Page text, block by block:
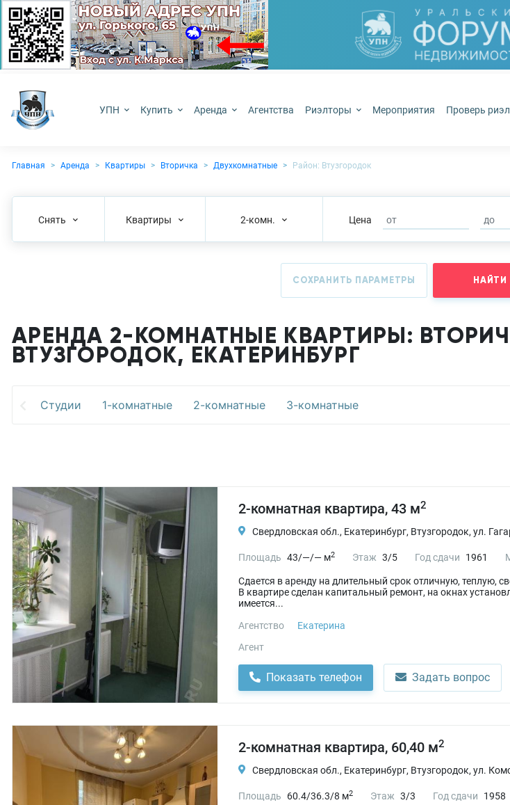
УПН Купить Аренда Агентства Риэлторы Мероприятия Проверь
Главная Аренда Квартиры Вторичка Двухкомнатные Район: Втузгородок
Снять Квартиры 2-комн. Цена
СОХРАНИТЬ ПАРАМЕТРЫ НАЙТИ
АРЕНДА 2-КОМНАТНЫЕ КВАРТИРЫ:
ВТУЗГОРОДОК, ЕКАТЕРИНБУРГ
Студии 1-комнатные 2-комнатные 3-комнатные
2-комнатная квартира, 43 м2
Свердловская обл., Екатеринбург, Втузгородок, ул.
Площадь 43/—/— м2 Этаж 3/5 Год сдачи 1961
Сдается в аренду на длительный срок отличную, теплую,
В квартире сделан капитальный ремонт, на окнах
имеется...
Агентство
Екатерина
Агент
Показать телефон Задать вопрос
2-комнатная квартира, 60,40 м2
Свердловская обл., Екатеринбург, Втузгородок, ул.
Площадь 60.4/36.3/8 м2 Этаж 3/3 Год сдачи 1958